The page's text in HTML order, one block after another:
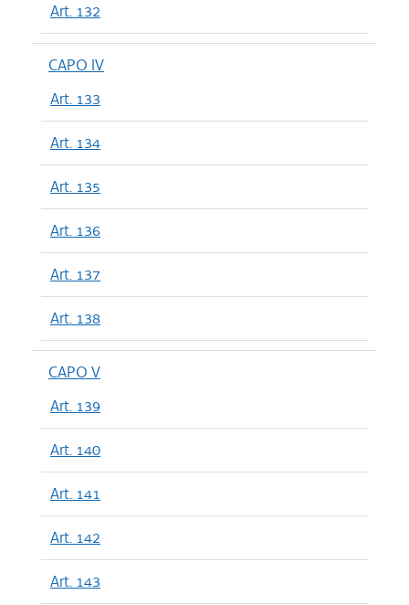
Art. 132
CAPO IV
Art. 133
Art. 134
Art. 135
Art. 136
Art. 137
Art. 138
CAPO V
Art. 139
Art. 140
Art. 141
Art. 142
Art. 143